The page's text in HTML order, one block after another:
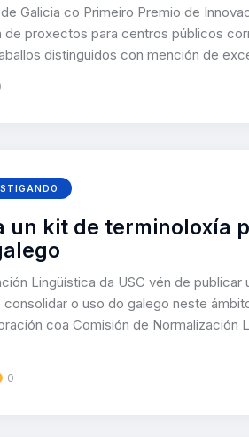
Galicia co Primeiro Premio de
proxectos para centros públicos
distinguidos con mención de
un kit de terminoloxía
Lingüística da USC vén de
o uso do galego neste
coa Comisión de Normalización
0